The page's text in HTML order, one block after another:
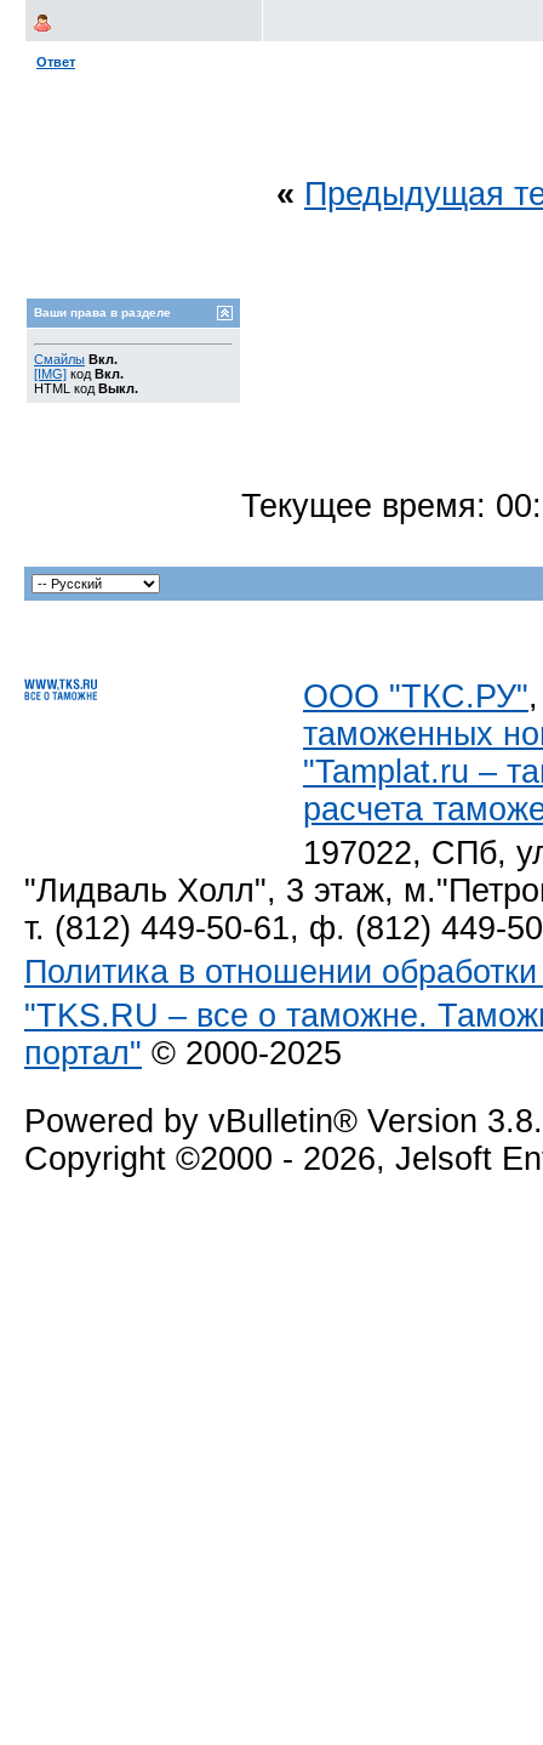
Ответ
« Предыдущая
Ваши права в разделе
Смайлы Вкл.
[IMG] код Вкл.
HTML код Выкл.
Текущее время:
ООО "ТКС.РУ"
таможенных
"Tamplat.ru –
расчета
197022, СПб,
"Лидваль Холл", 3 этаж,
т. (812) 449-50-61, ф. (812) 449-
Политика в отношении
"TKS.RU – все о таможне.
портал" © 2000-2025
Powered by vBulletin® Version
Copyright ©2000 - 2026, Jelsoft